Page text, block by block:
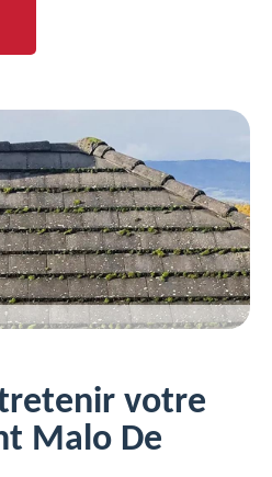
votre
Malo De